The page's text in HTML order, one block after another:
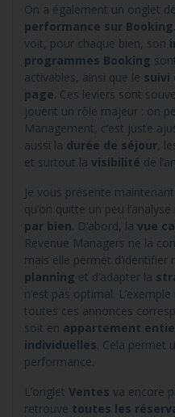
On a également un onglet
performance sur
voit, pour chaque bien, son
programmes Booking
activables, ainsi que le suivi
page . Ces leviers sont
jouent un rôle majeur : on
Management, c’est juste
aussi la durée de séjour,
et surtout la visibilité de
Je vous présente
qu’on quitte un peu
par bien . D’abord, la vue
Revenue Managers ne la
mais elle permet d’identifier
planning et d’adapter la
n’est pas optimal.
toutes ces annonces
soit en appartement
individuelles . Cela permet
performance.
L’onglet Ventes va encore
retrouve toutes les